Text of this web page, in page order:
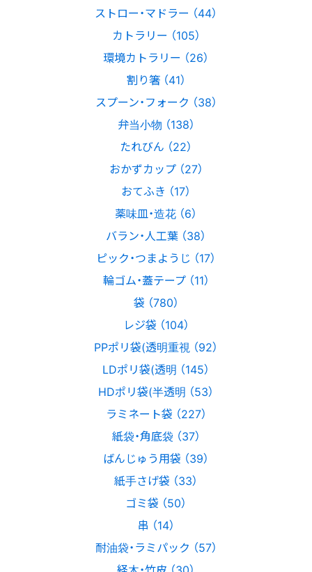
ストロー・マドラー （44）
カトラリー （105）
環境カトラリー （26）
割り箸 （41）
スプーン・フォーク （38）
弁当小物 （138）
たれびん （22）
おかずカップ （27）
おてふき （17）
薬味皿・造花 （6）
バラン・人工葉 （38）
ピック・つまようじ （17）
輪ゴム・蓋テープ （11）
袋 （780）
レジ袋 （104）
PPポリ袋(透明重視 （92）
LDポリ袋(透明 （145）
HDポリ袋(半透明 （53）
ラミネート袋 （227）
紙袋・角底袋 （37）
ばんじゅう用袋 （39）
紙手さげ袋 （33）
ゴミ袋 （50）
串 （14）
耐油袋・ラミパック （57）